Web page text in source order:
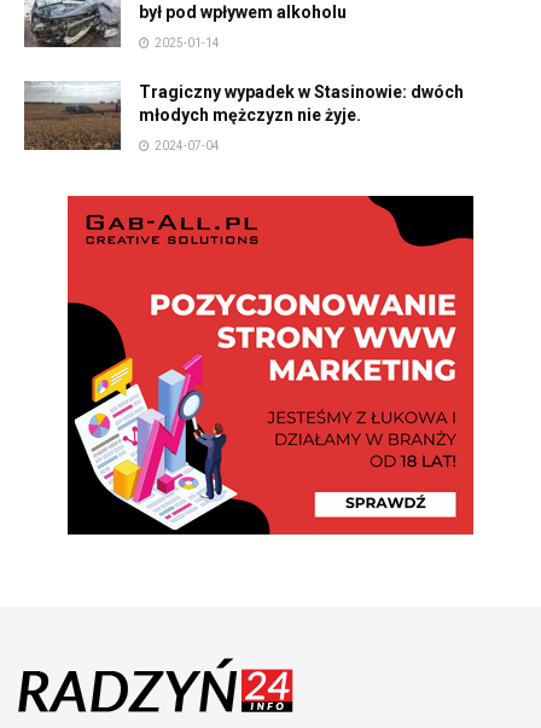
był pod wpływem alkoholu
2025-01-14
Tragiczny wypadek w Stasinowie: dwóch
młodych mężczyzn nie żyje.
2024-07-04